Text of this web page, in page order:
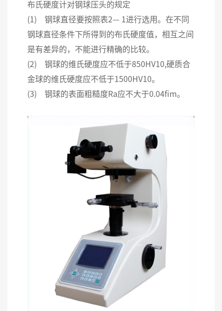
布氏硬度计对钢球压头的规定
(1) 钢球直径要按照表2— 1进行选用。在不同
钢球直径条件下所得到的布氏硬度值，相互之间
是有差异的，不能进行精确的比较。
(2) 钢球的维氏硬度应不低于850HV10,硬质合
金球的维氏硬度应不低于1500HV10。
(3) 钢球的表面粗糙度Ra应不大于0.04fim。